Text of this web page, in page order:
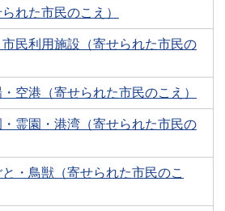
れた市民のこえ）
民利用施設（寄せられた市民の
空港（寄せられた市民のこえ）
霊園・港湾（寄せられた市民の
・鳥獣（寄せられた市民のこ